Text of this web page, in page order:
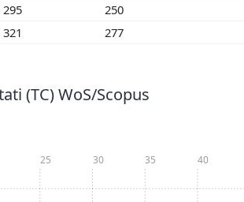
295 250
321 277
(TC) WoS/Scopus
25 30 35 40